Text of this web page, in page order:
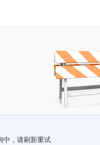
中，请刷新重试